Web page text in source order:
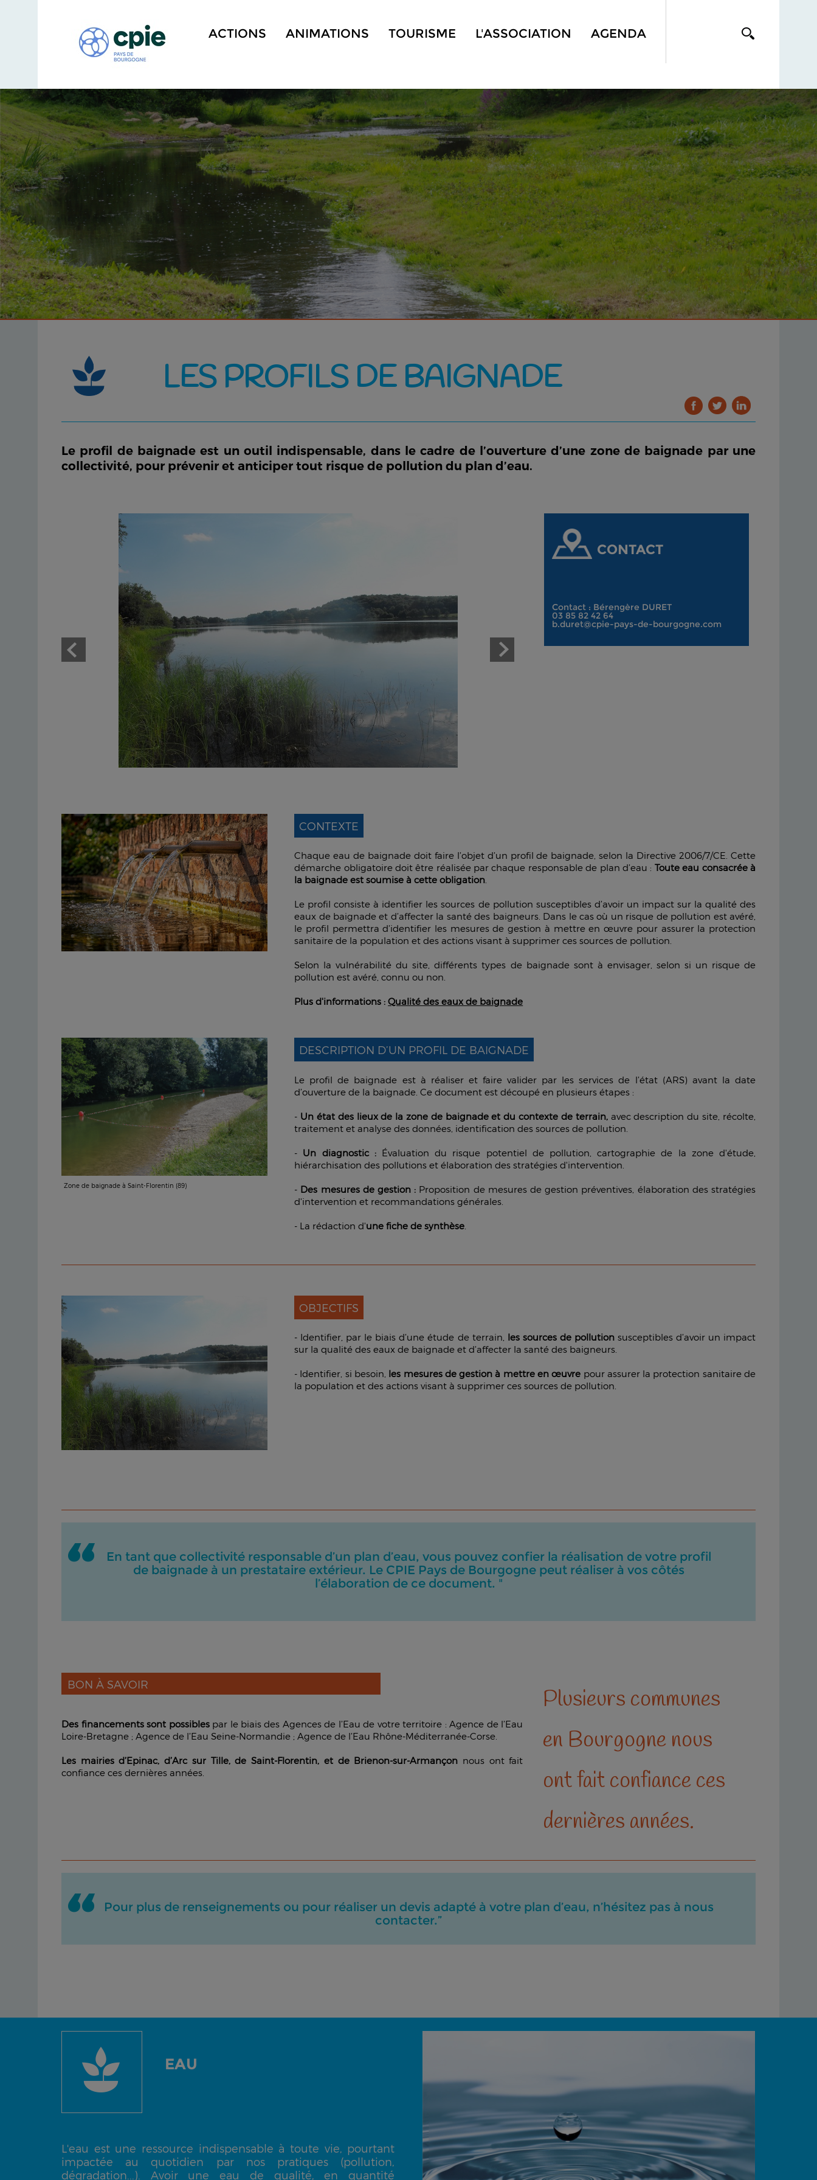
ACTIONS ANIMATIONS TOURISME L'ASSOCIATION AGENDA
LES PROFILS DE BAIGNADE
Le profil de baignade est un outil indispensable, dans le cadre de l’ouverture d’une zone de baignade par une
collectivité, pour prévenir et anticiper tout risque de pollution du plan d’eau.
CONTACT
Contact : Bérengère DURET
03 85 82 42 64
b.duret@cpie-pays-de-bourgogne.com
CONTEXTE
Chaque eau de baignade doit faire l’objet d’un profil de baignade, selon la Directive 2006/7/CE. Cette
démarche obligatoire doit être réalisée par chaque responsable de plan d’eau : Toute eau consacrée à
la baignade est soumise à cette obligation
Le profil consiste à identifier les sources de pollution susceptibles d’avoir un impact sur la qualité des
eaux de baignade et d’affecter la santé des baigneurs. Dans le cas où un risque de pollution est avéré,
le profil permettra d’identifier les mesures de gestion à mettre en œuvre pour assurer la protection
sanitaire de la population et des actions visant à supprimer ces sources de pollution.
Selon la vulnérabilité du site, différents types de baignade sont à envisager, selon si un risque de
pollution est avéré, connu ou non.
Plus d'informations : Qualité des eaux de baignade
Zone de baignade à Saint-Florentin (89)
DESCRIPTION D’UN PROFIL DE BAIGNADE
Le profil de baignade est à réaliser et faire valider par les services de l’état (ARS) avant la date
d’ouverture de la baignade. Ce document est découpé en plusieurs étapes :
- Un état des lieux de la zone de baignade et du contexte de terrain,avec description du site, récolte,
traitement et analyse des données, identification des sources de pollution.
- Un diagnostic :Évaluation du risque potentiel de pollution, cartographie de la zone d'étude,
hiérarchisation des pollutions et élaboration des stratégies d'intervention.
- Des mesures de gestion : Proposition de mesures de gestion préventives, élaboration des stratégies
d'intervention et recommandations générales.
- La rédaction d'une fiche de synthèse
OBJECTIFS
- Identifier, par le biais d’une étude de terrain, les sources de pollutionsusceptibles d’avoir un impact
sur la qualité des eaux de baignade et d’affecter la santé des baigneurs.
- Identifier, si besoin, les mesures de gestion à mettre en œuvre pour assurer la protection sanitaire de
la population et des actions visant à supprimer ces sources de pollution.
En tant que collectivité responsable d’un plan d’eau, vous pouvez confier la réalisation de votre profil
de baignade à un prestataire extérieur. Le CPIE Pays de Bourgogne peut réaliser à vos côtés
l’élaboration de ce document. "
BON À SAVOIR
Des financements sont possibles par le biais des Agences de l’Eau de votre territoire : Agence de l’Eau
Loire-Bretagne ; Agence de l’Eau Seine-Normandie ; Agence de l’Eau Rhône-Méditerranée-Corse.
Les mairies d’Epinac, d’Arc sur Tille, de Saint-Florentin, et de Brienon-sur-Armançon nous ont fait
confiance ces dernières années.
Plusieurs communes
en Bourgogne nous
ont fait confiance ces
dernières années.
Pour plus de renseignements ou pour réaliser un devis adapté à votre plan d’eau, n’hésitez pas à nous
contacter.”
EAU
L'eau est une ressource indispensable à toute vie, pourtant
impactée au quotidien par nos pratiques (pollution,
dégradation...). Avoir une eau de qualité, en quantité